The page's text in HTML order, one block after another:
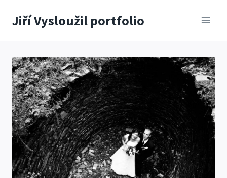
Jiří Vysloužil portfolio